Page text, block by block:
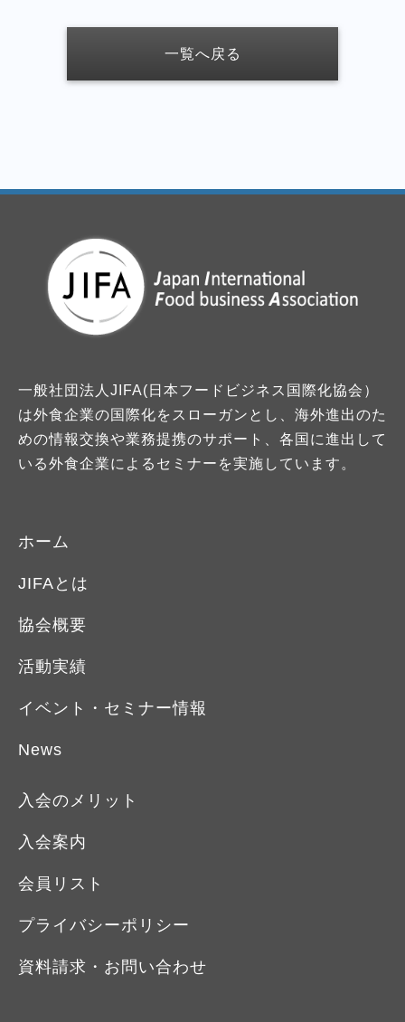
一覧へ戻る
一般社団法人JIFA(日本フードビジネス国際化協会）
は外食企業の国際化をスローガンとし、海外進出のた
めの情報交換や業務提携のサポート、各国に進出して
いる外食企業によるセミナーを実施しています。
ホーム
JIFAとは
協会概要
活動実績
イベント・セミナー情報
News
入会のメリット
入会案内
会員リスト
プライバシーポリシー
資料請求・お問い合わせ